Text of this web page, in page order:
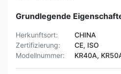
Grundlegende
Herkunftsort:
CHINA
Zertifizierung:
CE, ISO
Modellnummer:
KR40A,